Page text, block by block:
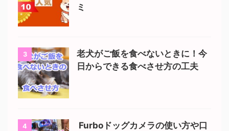
ミ
3
老犬がご飯を食べないときに！今
日からできる食べさせ方の工夫
4
Furboドッグカメラの使い方や口